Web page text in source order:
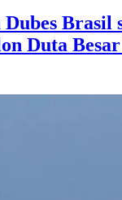
Brasil
Duta